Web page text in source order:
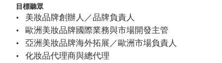
目標聽眾
美妝品牌創辦人／品牌負責人
歐洲美妝品牌國際業務與市場開發主管
亞洲美妝品牌海外拓展／歐洲市場負責人
化妝品代理商與總代理